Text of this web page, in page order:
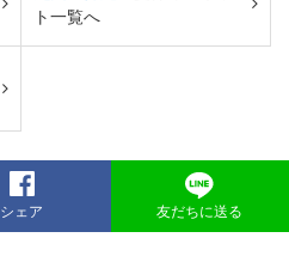
ト一覧へ
シェア 友だちに送る